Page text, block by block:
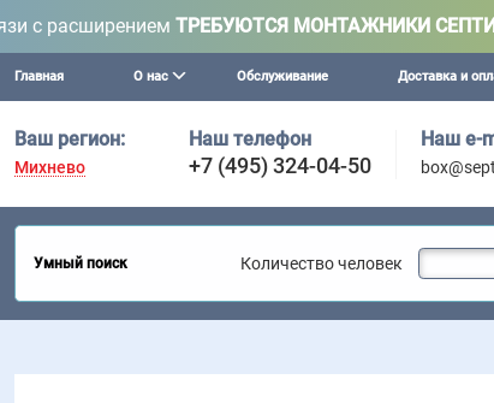
с расширением ТРЕБУЮТСЯ МОНТАЖНИКИ
Главная О нас Обслуживание Доставка и
Ваш регион:
Михнево
Наш телефон
+7 (495) 324-04-50
Наш e-
Умный поиск Количество человек